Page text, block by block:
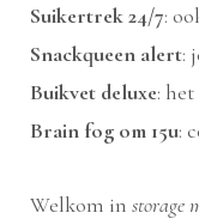
Suikertrek 24/7:
Snackqueen alert:
Buikvet deluxe:
Brain fog om 15u:
Welkom in storage